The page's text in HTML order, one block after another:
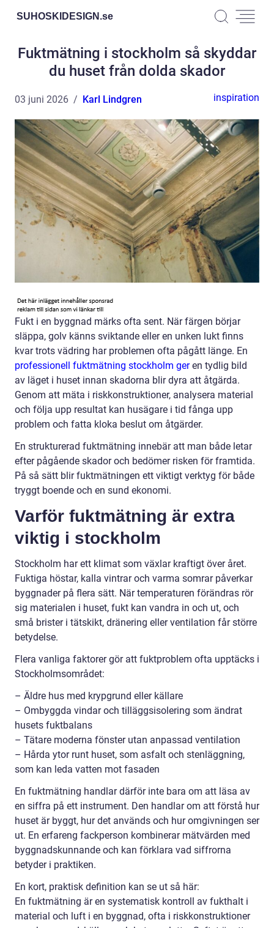
SUHOSKIDESIGN.se
Fuktmätning i stockholm så skyddar
du huset från dolda skador
03 juni 2026 Karl Lindgren inspiration
Fukt i en byggnad märks ofta sent. När färgen börjar
släppa, golv känns sviktande eller en unken lukt finns
kvar trots vädring har problemen ofta pågått länge. En
professionell fuktmätning stockholm geren tydlig bild
av läget i huset innan skadorna blir dyra att åtgärda.
Genom att mäta i riskkonstruktioner, analysera material
och följa upp resultat kan husägare i tid fånga upp
problem och fatta kloka beslut om åtgärder.
En strukturerad fuktmätning innebär att man både letar
efter pågående skador och bedömer risken för framtida.
På så sätt blir fuktmätningen ett viktigt verktyg för både
tryggt boende och en sund ekonomi.
Varför fuktmätning är extra
viktig i stockholm
Stockholm har ett klimat som växlar kraftigt över året.
Fuktiga höstar, kalla vintrar och varma somrar påverkar
byggnader på flera sätt. När temperaturen förändras rör
sig materialen i huset, fukt kan vandra in och ut, och
små brister i tätskikt, dränering eller ventilation får större
betydelse.
Flera vanliga faktorer gör att fuktproblem ofta upptäcks i
Stockholmsområdet:
– Äldre hus med krypgrund eller källare
– Ombyggda vindar och tilläggsisolering som ändrat
husets fuktbalans
– Tätare moderna fönster utan anpassad ventilation
– Hårda ytor runt huset, som asfalt och stenläggning,
som kan leda vatten mot fasaden
En fuktmätning handlar därför inte bara om att läsa av
en siffra på ett instrument. Den handlar om att förstå hur
huset är byggt, hur det används och hur omgivningen ser
ut. En erfareng fackperson kombinerar mätvärden med
byggnadskunnande och kan förklara vad siffrorna
betyder i praktiken.
En kort, praktisk definition kan se ut så här:
En fuktmätning är en systematisk kontroll av fukthalt i
material och luft i en byggnad, ofta i riskkonstruktioner